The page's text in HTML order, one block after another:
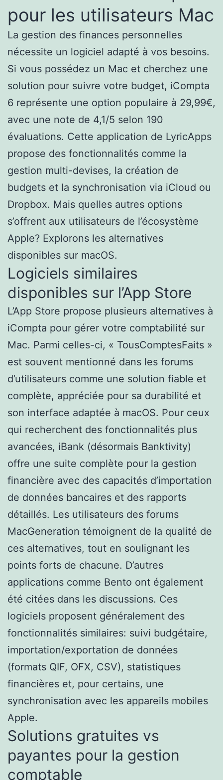
pour les utilisateurs Mac
La gestion des finances personnelles
nécessite un logiciel adapté à vos besoins.
Si vous possédez un Mac et cherchez une
solution pour suivre votre budget, iCompta
6 représente une option populaire à 29,99€,
avec une note de 4,1/5 selon 190
évaluations. Cette application de LyricApps
propose des fonctionnalités comme la
gestion multi-devises, la création de
budgets et la synchronisation via iCloud ou
Dropbox. Mais quelles autres options
s’offrent aux utilisateurs de l’écosystème
Apple? Explorons les alternatives
disponibles sur macOS.
Logiciels similaires
disponibles sur l’App Store
L’App Store propose plusieurs alternatives à
iCompta pour gérer votre comptabilité sur
Mac. Parmi celles-ci, « TousComptesFaits »
est souvent mentionné dans les forums
d’utilisateurs comme une solution fiable et
complète, appréciée pour sa durabilité et
son interface adaptée à macOS. Pour ceux
qui recherchent des fonctionnalités plus
avancées, iBank (désormais Banktivity)
offre une suite complète pour la gestion
financière avec des capacités d’importation
de données bancaires et des rapports
détaillés. Les utilisateurs des forums
MacGeneration témoignent de la qualité de
ces alternatives, tout en soulignant les
points forts de chacune. D’autres
applications comme Bento ont également
été citées dans les discussions. Ces
logiciels proposent généralement des
fonctionnalités similaires: suivi budgétaire,
importation/exportation de données
(formats QIF, OFX, CSV), statistiques
financières et, pour certains, une
synchronisation avec les appareils mobiles
Apple.
Solutions gratuites vs
payantes pour la gestion
comptable